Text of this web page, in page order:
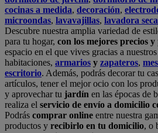
cocinas a medida, decoración,
microondas, lavavajillas, lavadora
Descubre nuestra amplia variedad de
para tu hogar, con los mejores precios
espacio en el que vives gracias a nuestros
habitaciones, armarios y zapateros,
escritorio. Además, podrás decorar tu
artículos, tener el mejor ocio con los
y aprovechar tu jardín en las épocas de
realiza el servicio de envío a domicilio
Podrás comprar online entre nuestra
productos y recibirlo en tu domicilio, o